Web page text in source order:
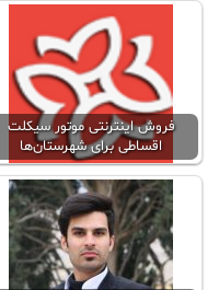
فروش اینترنتی موتور سیکلت
اقساطی برای شهرستان‌ها